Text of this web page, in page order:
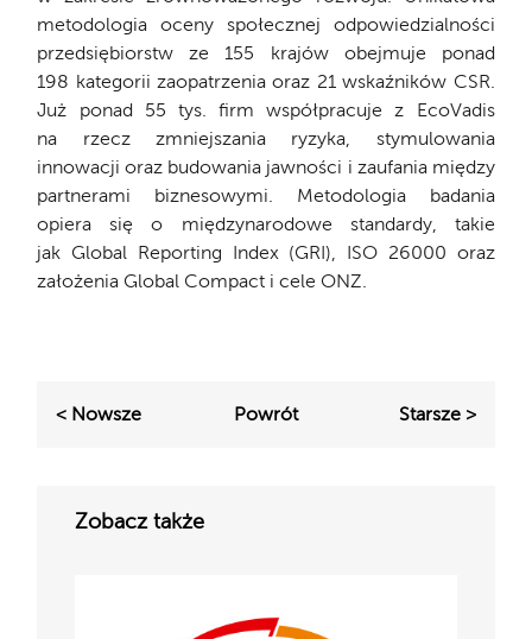
metodologia oceny społecznej odpowiedzialności
przedsiębiorstw ze 155 krajów obejmuje ponad
198 kategorii zaopatrzenia oraz 21 wskaźników CSR.
Już ponad 55 tys. firm współpracuje z EcoVadis
na rzecz zmniejszania ryzyka, stymulowania
innowacji oraz budowania jawności i zaufania między
partnerami biznesowymi. Metodologia badania
opiera się o międzynarodowe standardy, takie
jak Global Reporting Index (GRI), ISO 26000 oraz
założenia Global Compact i cele ONZ.
< Nowsze Powrót Starsze >
Zobacz także